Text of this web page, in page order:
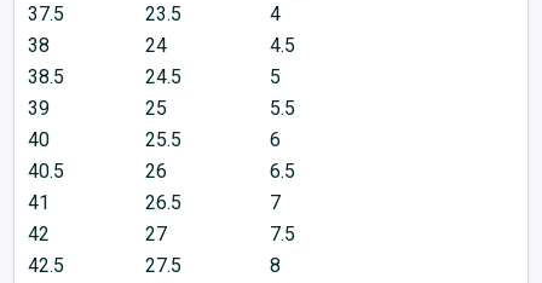
37.5
23.5
4
38
24
4.5
38.5
24.5
5
39
25
5.5
40
25.5
6
40.5
26
6.5
41
26.5
7
42
27
7.5
42.5
27.5
8